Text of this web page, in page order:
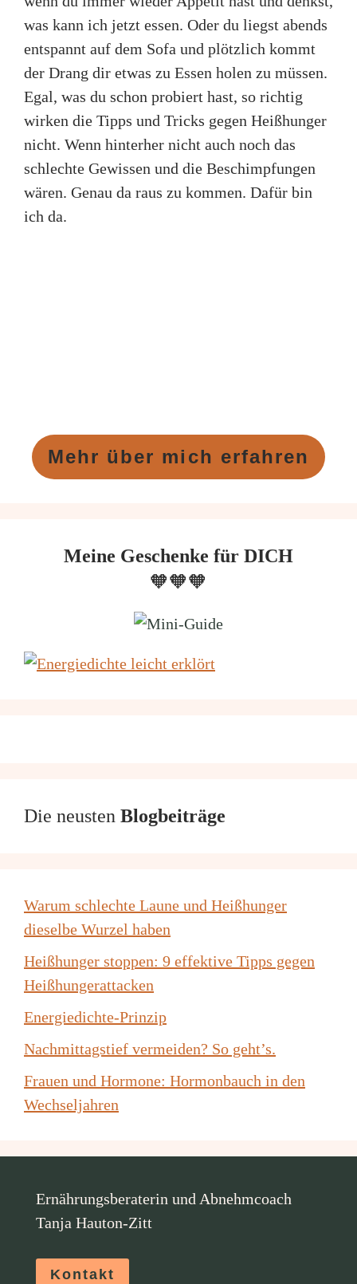
was kann ich jetzt essen. Oder du liegst abends
entspannt auf dem Sofa und plötzlich kommt
der Drang dir etwas zu Essen holen zu müssen.
Egal, was du schon probiert hast, so richtig
wirken die Tipps und Tricks gegen Heißhunger
nicht. Wenn hinterher nicht auch noch das
schlechte Gewissen und die Beschimpfungen
wären. Genau da raus zu kommen. Dafür bin
ich da.
Mehr über mich erfahren
Meine Geschenke für DICH
🧡🧡🧡
Die neusten Blogbeiträge
Warum schlechte Laune und Heißhunger
dieselbe Wurzel haben
Heißhunger stoppen: 9 effektive Tipps gegen
Heißhungerattacken
Energiedichte-Prinzip
Nachmittagstief vermeiden? So geht’s.
Frauen und Hormone: Hormonbauch in den
Wechseljahren
Ernährungsberaterin und Abnehmcoach
Tanja Hauton-Zitt
Kontakt